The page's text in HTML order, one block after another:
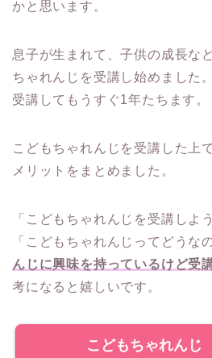
かと思います。
息子が生まれて、子供の成長な
ちゃれんじを受講し始めました。
受講してもうすぐ1年たちます。
こどもちゃれんじを受講した上
メリットをまとめました。
「こどもちゃれんじを受講しよ
「こどもちゃれんじってどうな
んじに興味を持っているけど受
考になると嬉しいです。
こどもちゃれん